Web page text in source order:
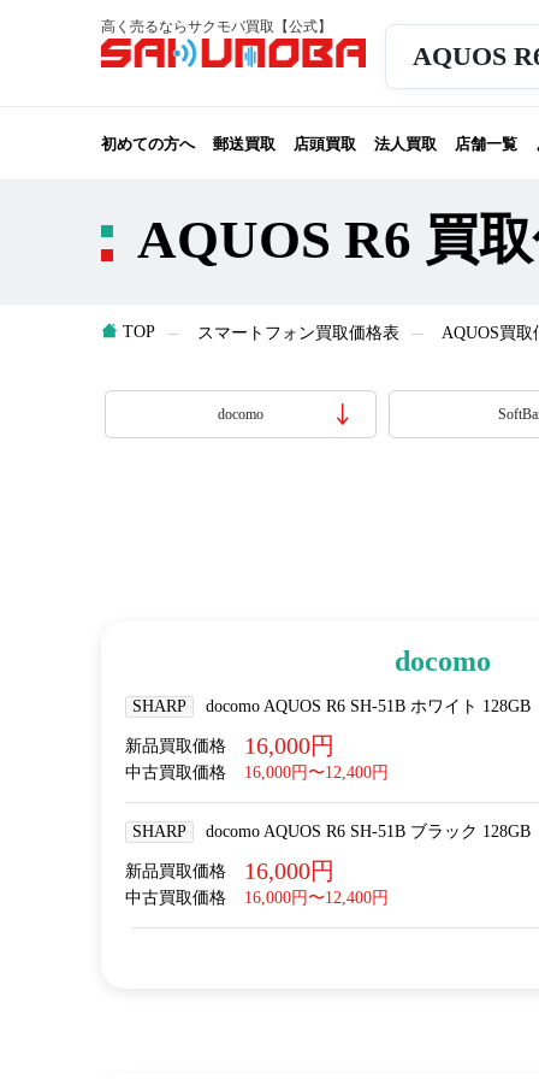
高く売るならサクモバ買取【公式】
AQUOS
初めての方へ 郵送買取 店頭買取 法人買取 店舗一覧
AQUOS R6 買
TOP スマートフォン買取価格表 AQUOS買取
docomo
docomo
SHARP docomo AQUOS R6 SH-51B ホワイト 128GB
新品買取価格 16,000円
中古買取価格 16,000円〜12,400円
SHARP docomo AQUOS R6 SH-51B ブラック 128GB
新品買取価格 16,000円
中古買取価格 16,000円〜12,400円